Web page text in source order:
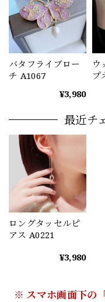
バタフライブロー
チ A1067
¥3,980
ウ
プ
最近チ
ロングタッセルピ
アス A0221
¥3,980
※ スマホ画面下の